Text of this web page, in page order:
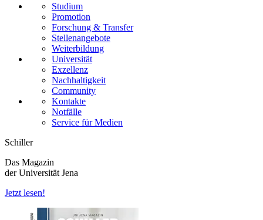
Studium
Promotion
Forschung & Transfer
Stellenangebote
Weiterbildung
Universität
Exzellenz
Nachhaltigkeit
Community
Kontakte
Notfälle
Service für Medien
Schiller
Das Magazin
der Universität Jena
Jetzt lesen!